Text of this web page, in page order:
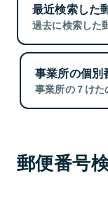
最近検索した
過去に検索した
事業所の個別
事業所の７けた
郵便番号